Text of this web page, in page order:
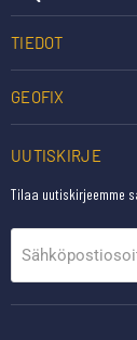
TIEDOT
GEOFIX
UUTISKIRJE
Tilaa uutiskirjeemme